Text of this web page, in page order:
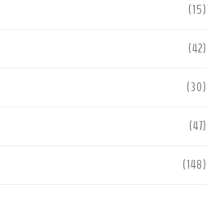
(15)
(42)
(30)
(47)
(148)